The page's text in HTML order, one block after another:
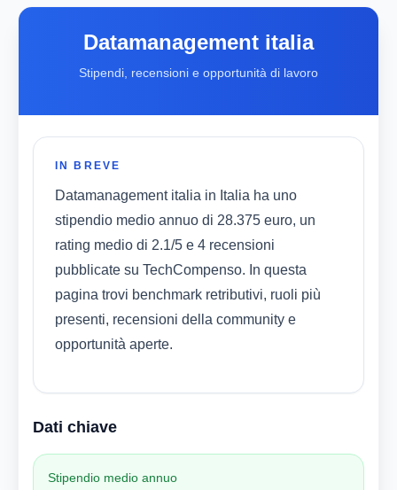
Datamanagement italia
Stipendi, recensioni e opportunità di lavoro
IN BREVE
Datamanagement italia in Italia ha uno
stipendio medio annuo di 28.375 euro, un
rating medio di 2.1/5 e 4 recensioni
pubblicate su TechCompenso. In questa
pagina trovi benchmark retributivi, ruoli più
presenti, recensioni della community e
opportunità aperte.
Dati chiave
Stipendio medio annuo